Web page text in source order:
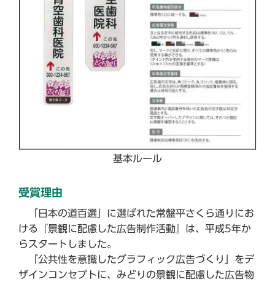
基本ルール
受賞理由
「日本の道百選」に選ばれた常盤平さくら通りにお
ける『景観に配慮した広告制作活動』は、平成5年か
らスタートしました。
「公共性を意識したグラフィック広告づくり」をデ
ザインコンセプトに、みどりの景観に配慮した広告物